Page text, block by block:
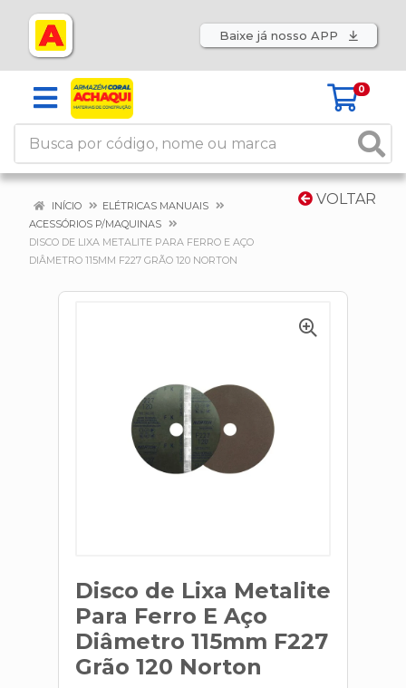
Baixe já nosso APP
0
VOLTAR
INÍCIO
ELÉTRICAS MANUAIS
ACESSÓRIOS P/MAQUINAS
DISCO DE LIXA METALITE PARA FERRO E AÇO
DIÂMETRO 115MM F227 GRÃO 120 NORTON
Disco de Lixa Metalite
Para Ferro E Aço
Diâmetro 115mm F227
Grão 120 Norton